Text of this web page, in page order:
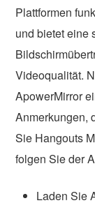
Plattformen
und bietet eine
Videoqualität.
ApowerMirror
Anmerkungen,
Sie Hangouts
folgen Sie der
Laden Sie